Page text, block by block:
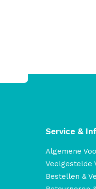
Service &
Algemene
Veelgestelde
Bestellen &